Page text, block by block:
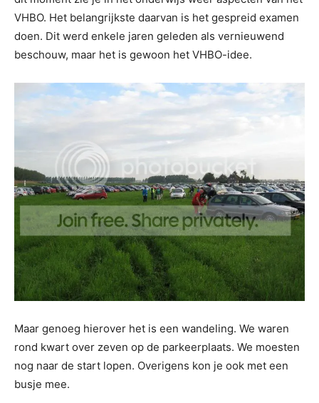
VHBO. Het belangrijkste daarvan is het gespreid examen
doen. Dit werd enkele jaren geleden als vernieuwend
beschouw, maar het is gewoon het VHBO-idee.
Maar genoeg hierover het is een wandeling. We waren
rond kwart over zeven op de parkeerplaats. We moesten
nog naar de start lopen. Overigens kon je ook met een
busje mee.